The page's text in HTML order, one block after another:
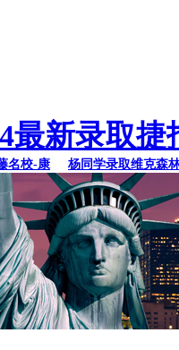
最新录取捷
-康 杨同学录取维克森林大